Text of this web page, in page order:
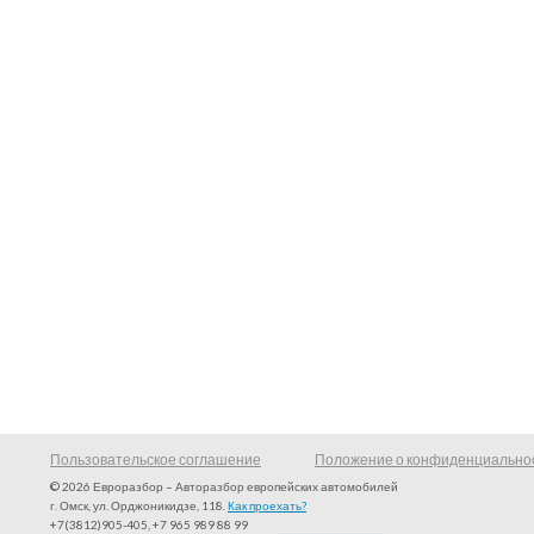
Пользовательское соглашение Положение о
© 2026 Евроразбор – Авторазбор европейских автомобилей
г. Омск, ул. Орджоникидзе, 118. Как проехать?
+7(3812)905-405, +7 965 989 88 99